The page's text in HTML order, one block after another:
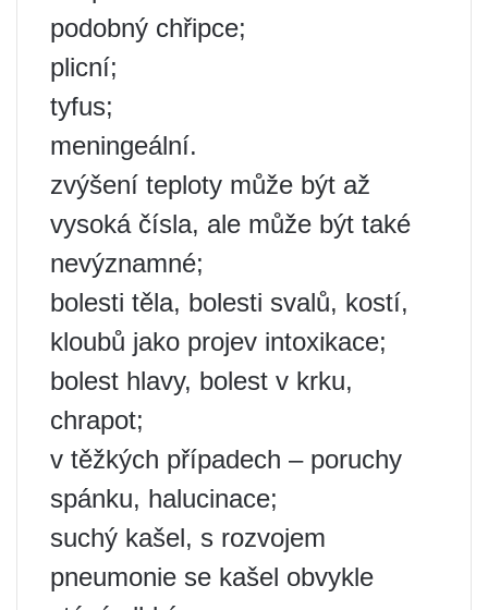
podobný chřipce;
plicní;
tyfus;
meningeální.
zvýšení teploty může být až
vysoká čísla, ale může být také
nevýznamné;
bolesti těla, bolesti svalů, kostí,
kloubů jako projev intoxikace;
bolest hlavy, bolest v krku,
chrapot;
v těžkých případech – poruchy
spánku, halucinace;
suchý kašel, s rozvojem
pneumonie se kašel obvykle